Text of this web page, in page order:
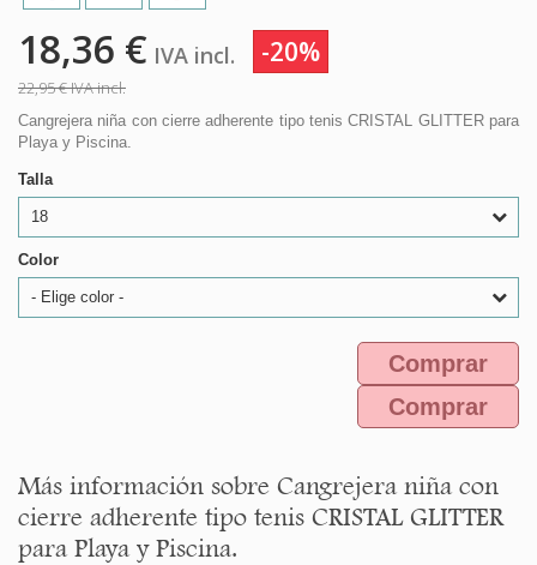
18,36 € IVA incl. -20%
22,95 €IVA incl.
Cangrejera niña con cierre adherente tipo tenis CRISTAL GLITTER para
Playa y Piscina.
Talla
18
Color
- Elige color -
Comprar
Comprar
Más información sobre Cangrejera niña con
cierre adherente tipo tenis CRISTAL GLITTER
para Playa y Piscina.